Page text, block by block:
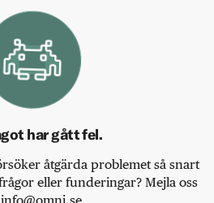
har gått fel.
åtgärda problemet så snart
eller funderingar? Mejla oss